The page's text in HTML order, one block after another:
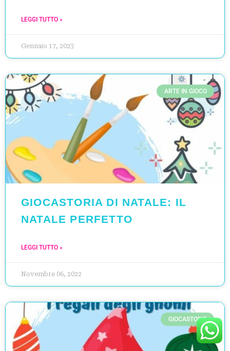
LEGGI TUTTO »
Gennaio 17, 2023
ARTE IN GIOCO
GIOCASTORIA DI NATALE: IL
NATALE PERFETTO
LEGGI TUTTO »
Novembre 06, 2022
GIOCASTORIE